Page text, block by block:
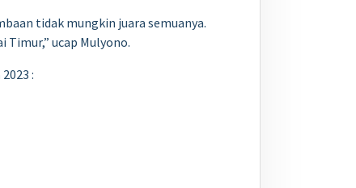
tidak mungkin juara semuanya.
ucap Mulyono.
: